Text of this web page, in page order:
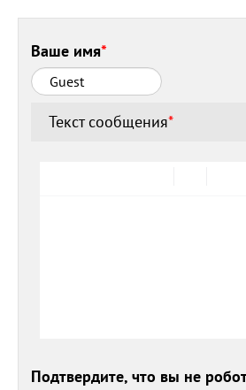
Ваше имя*
Текст сообщения*
Подтвердите, что вы не